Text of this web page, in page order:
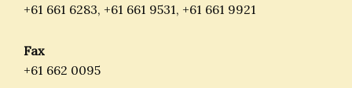
+61 661 6283, +61 661 9531, +61 661 9921
Fax
+61 662 0095